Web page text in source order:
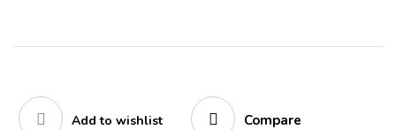
Add to wishlist Compare